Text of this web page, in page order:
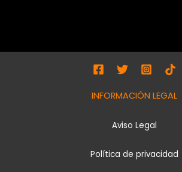
INFORMACIÓN LEGAL
Aviso Legal
Política de privacidad